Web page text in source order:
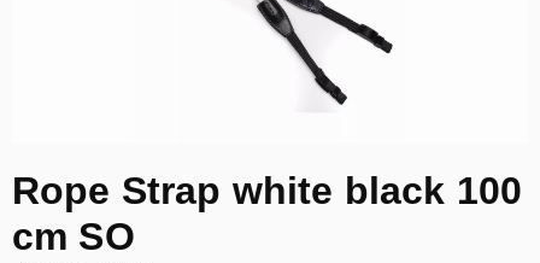
Rope Strap white black 100
cm SO